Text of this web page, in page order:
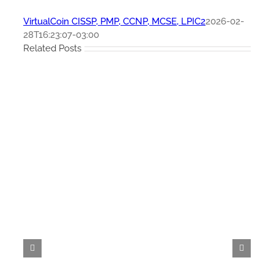
VirtualCoin CISSP, PMP, CCNP, MCSE, LPIC22026-02-
28T16:23:07-03:00
Related Posts